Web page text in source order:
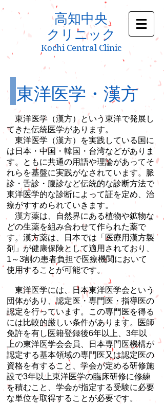
高知中央
クリニック
Kochi Central Clinic
東洋医学・漢方
東洋医学（漢方）という東洋で発展し
てきた伝統医学があります。
東洋医学（漢方）を実践している国に
は日本・中国・韓国・台湾などがありま
す。ともに共通の用語や理論があってそ
れらを基盤に実践がなされています。脈
診・舌診・腹診など伝統的な診断方法で
東洋医学的な診断によって証を定め、治
療がすすめられていきます。
漢方薬は、自然界にある植物や鉱物な
どの生薬を組み合わせて作られた薬で
す。漢方薬は、日本では「医療用漢方製
剤」が健康保険として適用されており、
1～3割の患者負担で医療機関において
使用することが可能です。
東洋医学には、日本東洋医学会という
団体があり、認定医・専門医・指導医の
認定を行っています。この専門医を得る
には比較的厳しい条件があります。医師
免許を有し医籍登録後6年以上、3年以
上の東洋医学会会員、日本専門医機構が
認定する基本領域の専門医又は認定医の
資格を有すること、学会が定める研修施
設で3年以上東洋医学の臨床研修に修練
を積むこと、学会が指定する受験に必要
な単位を取得することが必要です。